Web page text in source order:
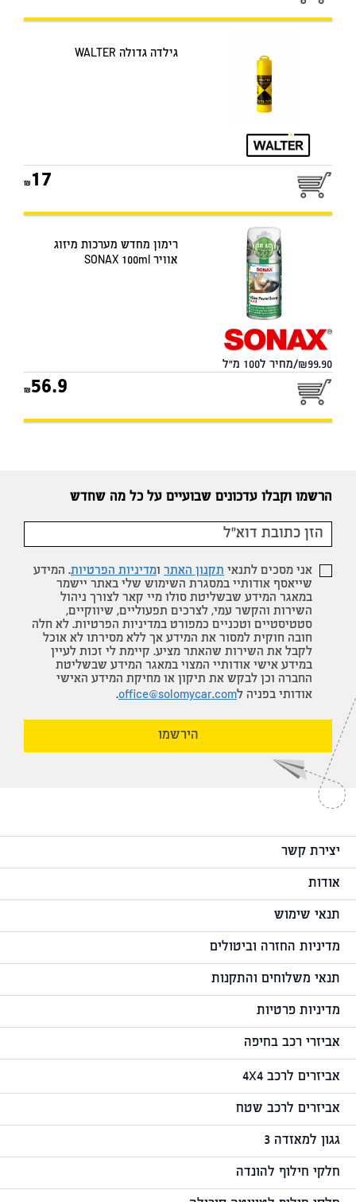
גילדה גדולה WALTER
17
רימון מחדש מערכות מיזוג
אוויר SONAX 100ml
99.90/מחיר ל100 מ"ל
56.9
הרשמו וקבלו עדכונים שבועיים על כל מה שחדש
אני מסכים לתנאי תקנון האתר ומדיניות הפרטיות. המידע
שייאסף אודותיי במסגרת השימוש שלי באתר יישמר
במאגר המידע שבשליטת סולו מיי קאר לצורך ניהול
השירות והקשר עמי, לצרכים תפעוליים, שיווקיים,
סטטיסטיים וטכניים כמפורט במדיניות הפרטיות. לא חלה
חובה חוקית למסור את המידע אך ללא מסירתו לא אוכל
לקבל את השירות שהאתר מציע. קיימת לי זכות לעיין
במידע אישי אודותיי המצוי במאגר המידע שבשליטת
החברה וכן לבקש את תיקון או מחיקת המידע האישי
אודותי בפניה לoffice@solomycar.com
.
הירשמו
יצירת קשר
אודות
תנאי שימוש
מדיניות החזרה וביטולים
תנאי משלוחים והתקנות
מדיניות פרטיות
אביזרי רכב בחיפה
אביזרים לרכב 4X4
אביזרים לרכב שטח
גגון למאזדה 3
חלקי חילוף להונדה